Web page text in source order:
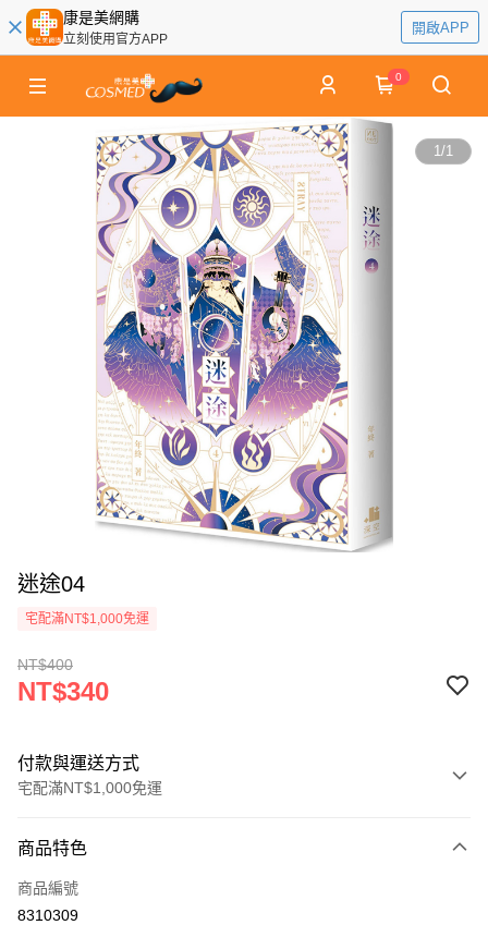
康是美網購
立刻使用官方APP
開啟APP
0
1/1
迷途04
宅配滿NT$1,000免運
NT$400
NT$340
付款與運送方式
宅配滿NT$1,000免運
icash Pay
信用卡一次付款
商品特色
商品編號
8310309